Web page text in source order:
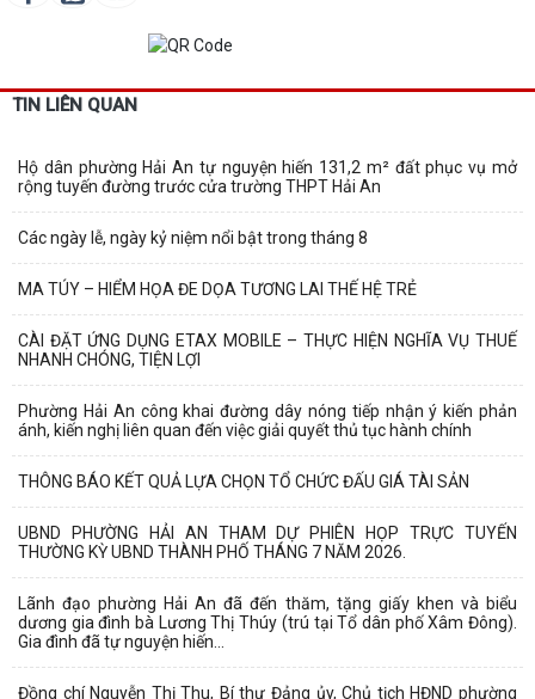
TIN LIÊN QUAN
Hộ dân phường Hải An tự nguyện hiến 131,2 m² đất phục vụ mở
rộng tuyến đường trước cửa trường THPT Hải An
Các ngày lễ, ngày kỷ niệm nổi bật trong tháng 8
MA TÚY – HIỂM HỌA ĐE DỌA TƯƠNG LAI THẾ HỆ TRẺ
CÀI ĐẶT ỨNG DỤNG ETAX MOBILE – THỰC HIỆN NGHĨA VỤ THUẾ
NHANH CHÓNG, TIỆN LỢI
Phường Hải An công khai đường dây nóng tiếp nhận ý kiến phản
ánh, kiến nghị liên quan đến việc giải quyết thủ tục hành chính
THÔNG BÁO KẾT QUẢ LỰA CHỌN TỔ CHỨC ĐẤU GIÁ TÀI SẢN
UBND PHƯỜNG HẢI AN THAM DỰ PHIÊN HỌP TRỰC TUYẾN
THƯỜNG KỲ UBND THÀNH PHỐ THÁNG 7 NĂM 2026.
Lãnh đạo phường Hải An đã đến thăm, tặng giấy khen và biểu
dương gia đình bà Lương Thị Thúy (trú tại Tổ dân phố Xâm Đông).
Gia đình đã tự nguyện hiến...
Đồng chí Nguyễn Thị Thu, Bí thư Đảng ủy, Chủ tịch HĐND phường